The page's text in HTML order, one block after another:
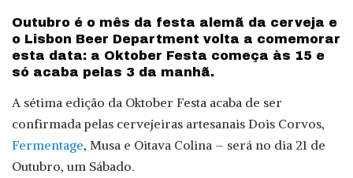
Outubro é o mês da festa alemã da cerveja e
o Lisbon Beer Department volta a comemorar
esta data: a Oktober Festa começa às 15 e
só acaba pelas 3 da manhã.
A sétima edição da Oktober Festa acaba de ser
confirmada pelas cervejeiras artesanais Dois Corvos,
Fermentage, Musa e Oitava Colina – será no dia 21 de
Outubro, um Sábado.